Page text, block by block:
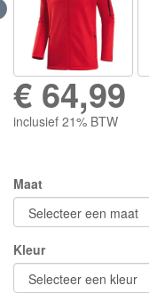
€ 64,99
inclusief 21% BTW
Maat
Kleur